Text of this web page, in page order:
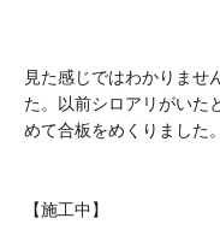
見た感じではわかりませ
た。以前シロアリがいた
めて合板をめくりました。
【施工中】